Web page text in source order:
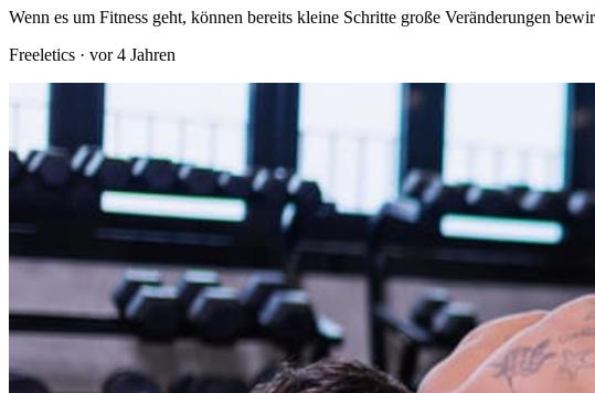
Wenn es um Fitness geht, können bereits kleine Schritte große Veränderungen
Freeletics · vor 4 Jahren